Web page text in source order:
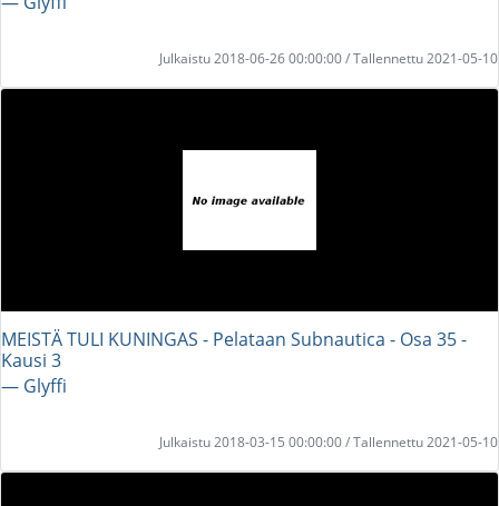
Julkaistu 2018-06-26 00:00:00 / Tallennettu 2021-05-10
MEISTÄ TULI KUNINGAS - Pelataan Subnautica - Osa 35 -
Kausi 3
― Glyffi
Julkaistu 2018-03-15 00:00:00 / Tallennettu 2021-05-10